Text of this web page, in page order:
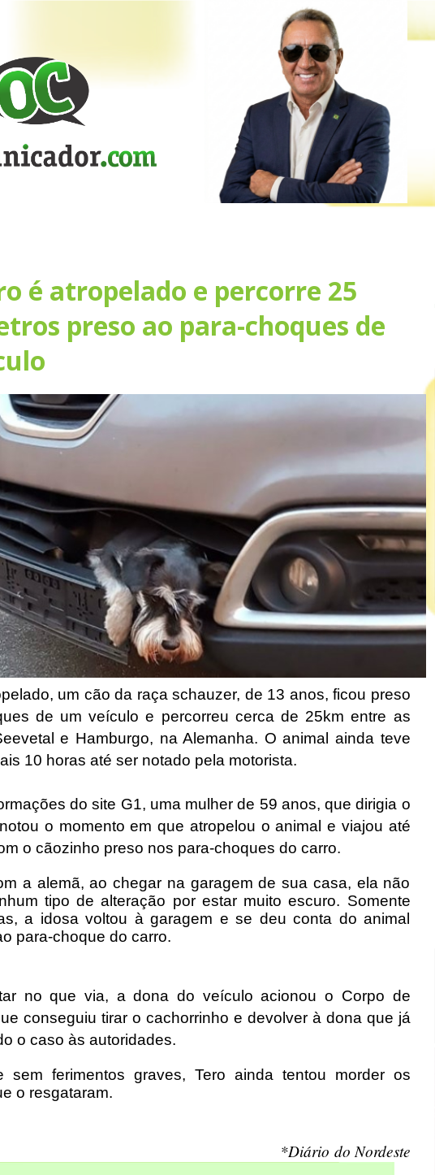
é atropelado e percorre 25
preso ao para-choques de
um cão da raça schauzer, de 13 anos, ficou preso
de um veículo e percorreu cerca de 25km entre as
e Hamburgo, na Alemanha. O animal ainda teve
10 horas até ser notado pela motorista.
do site G1, uma mulher de 59 anos, que dirigia o
o momento em que atropelou o animal e viajou até
o cãozinho preso nos para-choques do carro.
a alemã, ao chegar na garagem de sua casa, ela não
tipo de alteração por estar muito escuro. Somente
a idosa voltou à garagem e se deu conta do animal
para-choque do carro.
no que via, a dona do veículo acionou o Corpo de
conseguiu tirar o cachorrinho e devolver à dona que já
o caso às autoridades.
sem ferimentos graves, Tero ainda tentou morder os
o resgataram.
*Diário do Nordeste